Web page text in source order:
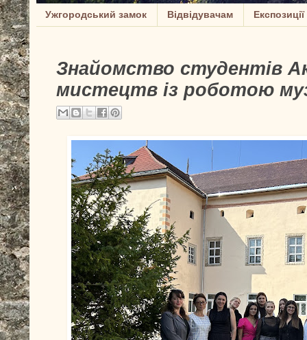
Ужгородський замок Відвідувачам Експозиції
Знайомство студентів
мистецтв із роботою